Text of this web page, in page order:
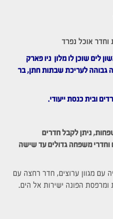
וחדר אוכל נפרד
לים שוכן לו מלון ניו פארק
גבוהה לעריכת שבתות חתן, בר
ובית כנסת ייעודי.
ניתן לקבל חדרים
וחדרי משפחה גדולים עד שישה
עם מגוון ערוצים, חדר רחצה עם
ומרפסת הפונה ישירות אל הים.